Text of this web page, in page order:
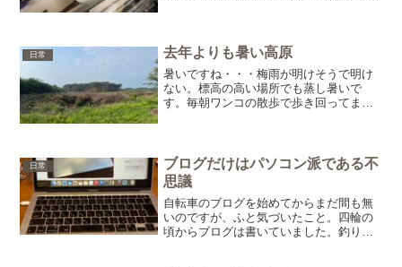
で降りるルートが最...
日常 去年よりも暑い高原
暑いですね・・・梅雨が明けそうで明け
ない。標高の高い場所でも蒸し暑いで
す。毎朝ワンコの散歩で歩き回ってます
のが救いですが、それ以降...
日常
ブログだけはパソコン派である不
思議
自転車のブログを始めてからまだ間も無
いのですが、ふと気づいたこと。四輪の
頃からブログは書いていました。釣りの